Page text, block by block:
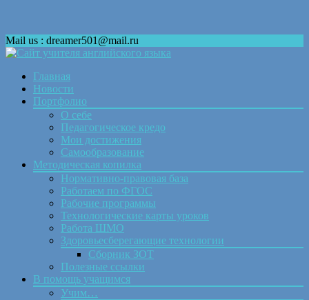
Mail us : dreamer501@mail.ru
Skip
content
Главная
Новости
Портфолио
О себе
Педагогическое кредо
Мои достижения
Самообразование
Методическая копилка
Нормативно-правовая база
Работаем по ФГОС
Рабочие программы
Технологические карты уроков
Работа ШМО
Здоровьесберегающие технологии
Сборник ЗОТ
Полезные ссылки
В помощь учащимся
Учим…